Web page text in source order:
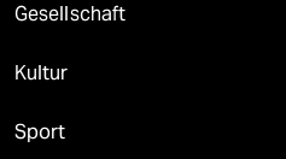
Gesellschaft
Kultur
Sport